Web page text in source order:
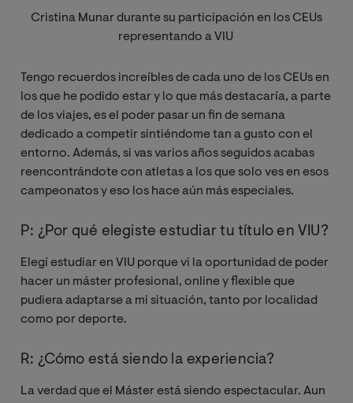
Cristina Munar durante su participación en los CEUs
representando a VIU
Tengo recuerdos increíbles de cada uno de los CEUs en
los que he podido estar y lo que más destacaría, a parte
de los viajes, es el poder pasar un fin de semana
dedicado a competir sintiéndome tan a gusto con el
entorno. Además, si vas varios años seguidos acabas
reencontrándote con atletas a los que solo ves en esos
campeonatos y eso los hace aún más especiales.
P: ¿Por qué elegiste estudiar tu título en VIU?
Elegí estudiar en VIU porque vi la oportunidad de poder
hacer un máster profesional, online y flexible que
pudiera adaptarse a mi situación, tanto por localidad
como por deporte.
R: ¿Cómo está siendo la experiencia?
La verdad que el Máster está siendo espectacular. Aun